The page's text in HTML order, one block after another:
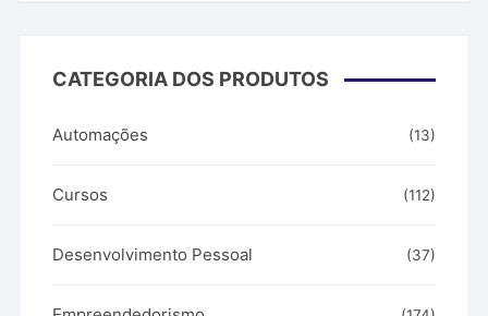
CATEGORIA DOS PRODUTOS
Automações (13)
Cursos (112)
Desenvolvimento Pessoal (37)